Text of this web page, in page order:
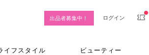
出品者募集中！ ログイン
イフスタイル ビューティー